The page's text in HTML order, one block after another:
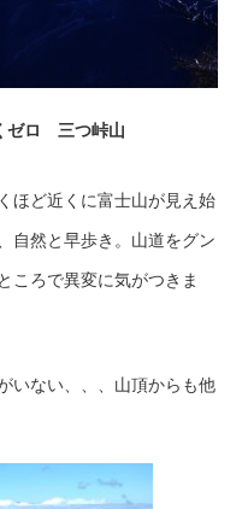
ゼロ 三つ峠山
ほど近くに富士山が見え始
自然と早歩き。山道をグン
ころで異変に気がつきま
いない、、、山頂からも他